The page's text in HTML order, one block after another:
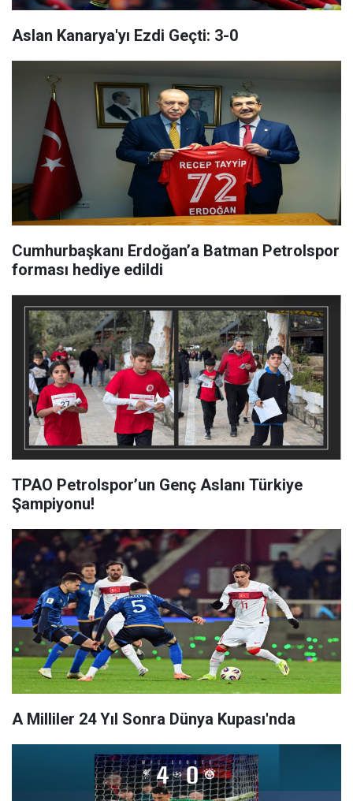
Aslan Kanarya'yı Ezdi Geçti: 3-0
Cumhurbaşkanı Erdoğan’a Batman Petrolspor
forması hediye edildi
TPAO Petrolspor’un Genç Aslanı Türkiye
Şampiyonu!
A Milliler 24 Yıl Sonra Dünya Kupası'nda